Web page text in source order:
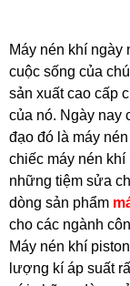
Máy nén khí ngày
cuộc sống của
sản xuất cao cấp
của nó. Ngày nay
đạo đó là máy
chiếc máy nén
những tiệm sửa
dòng sản phẩm
cho các ngành
Máy nén khí
lượng kí áp suất